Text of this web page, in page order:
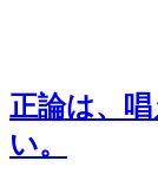
正論は、
い。